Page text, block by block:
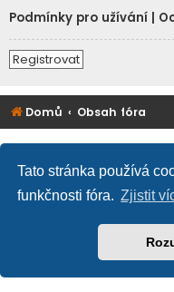
Tato stránka používá
funkčnosti fóra. Zjistit
Podmínky pro užívání
Registrovat
Domů Obsah fóra